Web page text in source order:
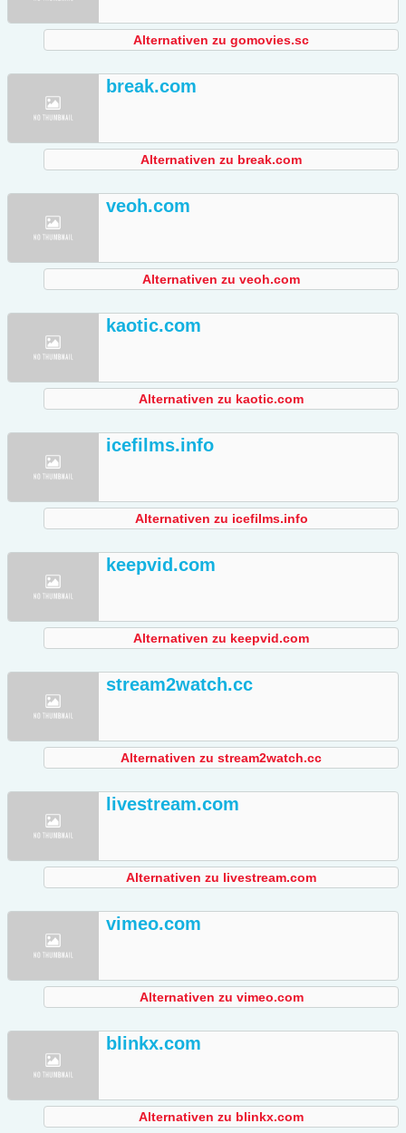
Alternativen zu gomovies.sc
break.com
Alternativen zu break.com
veoh.com
Alternativen zu veoh.com
kaotic.com
Alternativen zu kaotic.com
icefilms.info
Alternativen zu icefilms.info
keepvid.com
Alternativen zu keepvid.com
stream2watch.cc
Alternativen zu stream2watch.cc
livestream.com
Alternativen zu livestream.com
vimeo.com
Alternativen zu vimeo.com
blinkx.com
Alternativen zu blinkx.com